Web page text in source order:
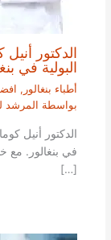
الدكتور
البولية في
أطباء بنغالور ,
بواسطة المرشد
الدكتور أنيل
[…]